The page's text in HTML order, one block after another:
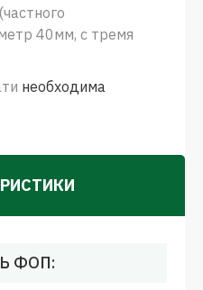
40мм, с тремя
необходима
ФОП: